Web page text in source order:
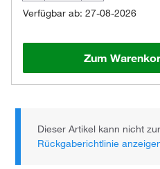
Verfügbar ab: 27-08-2026
Zum
Dieser Artikel kann nicht
Rückgaberichtlinie